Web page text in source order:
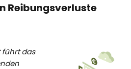
Reibungsverluste
führt das